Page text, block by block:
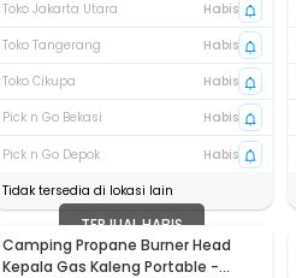
Toko Jakarta Utara
Habis
Toko Tangerang
Habis
Toko Cikupa
Habis
Pick n Go Bekasi
Habis
Pick n Go Depok
Habis
Tidak tersedia di lokasi lain
TERJUAL HABIS
Camping Propane Burner Head
Kepala Gas Kaleng Portable -